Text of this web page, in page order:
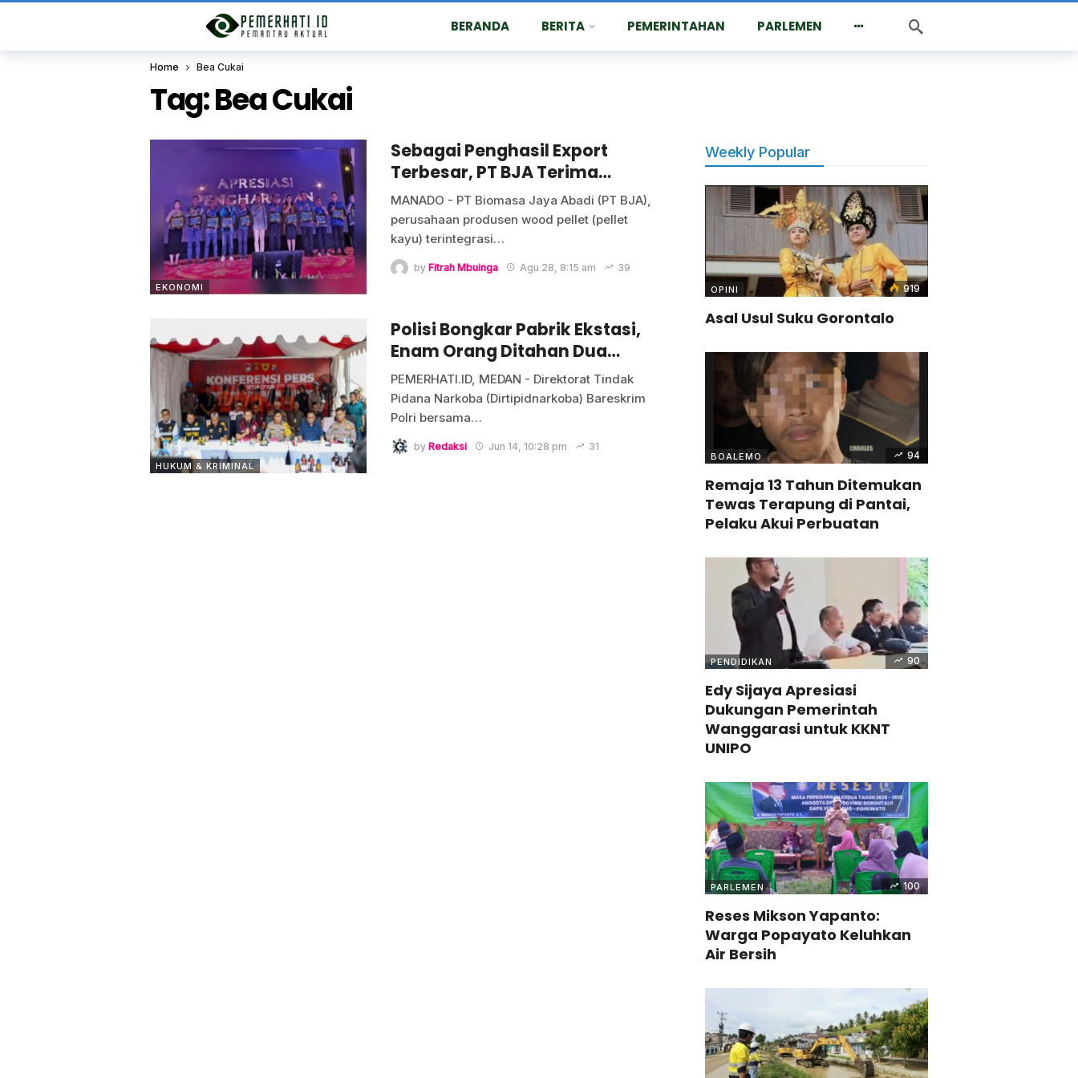
BERANDA BERITA PEMERINTAHAN PARLEMEN
Home Bea Cukai
Tag:Bea Cukai
EKONOMI
Sebagai Penghasil Export
Terbesar, PT BJA Terima…
MANADO - PT Biomasa Jaya Abadi (PT BJA),
perusahaan produsen wood pellet (pellet
kayu) terintegrasi…
by Fitrah Mbuinga Agu 28, 8:15 am 39
HUKUM & KRIMINAL
Polisi Bongkar Pabrik Ekstasi,
Enam Orang Ditahan Dua…
PEMERHATI.ID, MEDAN - Direktorat Tindak
Pidana Narkoba (Dirtipidnarkoba) Bareskrim
Polri bersama…
by Redaksi Jun 14, 10:28 pm 31
Weekly Popular
OPINI 919
Asal Usul Suku Gorontalo
BOALEMO 94
Remaja 13 Tahun Ditemukan
Tewas Terapung di Pantai,
Pelaku Akui Perbuatan
PENDIDIKAN 90
Edy Sijaya Apresiasi
Dukungan Pemerintah
Wanggarasi untuk KKNT
UNIPO
PARLEMEN 100
Reses Mikson Yapanto:
Warga Popayato Keluhkan
Air Bersih